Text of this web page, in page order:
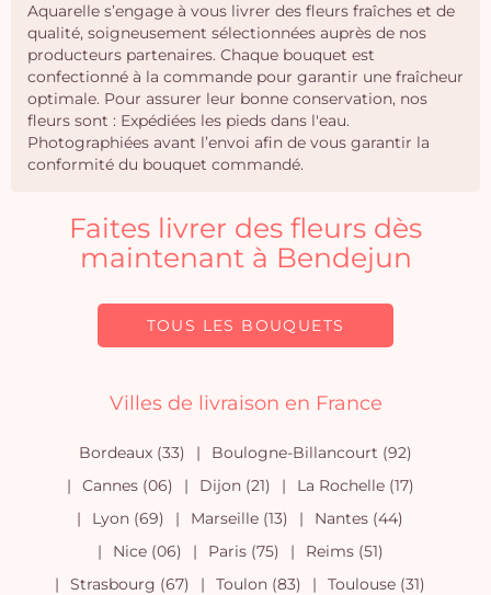
Aquarelle s’engage à vous livrer des fleurs fraîches et de
qualité, soigneusement sélectionnées auprès de nos
producteurs partenaires. Chaque bouquet est
confectionné à la commande pour garantir une fraîcheur
optimale. Pour assurer leur bonne conservation, nos
fleurs sont : Expédiées les pieds dans l'eau.
Photographiées avant l’envoi afin de vous garantir la
conformité du bouquet commandé.
Faites livrer des fleurs dès
maintenant à Bendejun
TOUS LES BOUQUETS
Villes de livraison en France
Bordeaux (33)
Boulogne-Billancourt (92)
Cannes (06)
Dijon (21)
La Rochelle (17)
Lyon (69)
Marseille (13)
Nantes (44)
Nice (06)
Paris (75)
Reims (51)
Strasbourg (67)
Toulon (83)
Toulouse (31)